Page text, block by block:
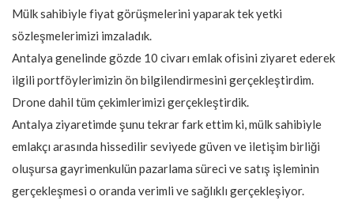
Mülk sahibiyle fiyat görüşmelerini yaparak tek yetki
sözleşmelerimizi imzaladık.
Antalya genelinde gözde 10 civarı emlak ofisini ziyaret ederek
ilgili portföylerimizin ön bilgilendirmesini gerçekleştirdim.
Drone dahil tüm çekimlerimizi gerçekleştirdik.
Antalya ziyaretimde şunu tekrar fark ettim ki, mülk sahibiyle
emlakçı arasında hissedilir seviyede güven ve iletişim birliği
oluşursa gayrimenkulün pazarlama süreci ve satış işleminin
gerçekleşmesi o oranda verimli ve sağlıklı gerçekleşiyor.